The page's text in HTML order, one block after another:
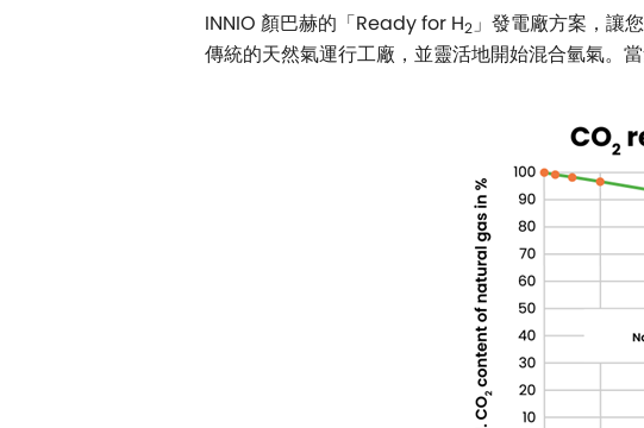
INNIO 顏巴赫的「Ready for H2」發電廠方案，讓
傳統的天然氣運行工廠，並靈活地開始混合氫氣。